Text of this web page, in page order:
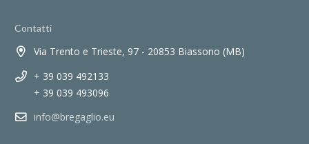
Contatti
Via Trento e Trieste, 97 - 20853 Biassono (MB)
+ 39 039 492133
+ 39 039 493096
info@bregaglio.eu